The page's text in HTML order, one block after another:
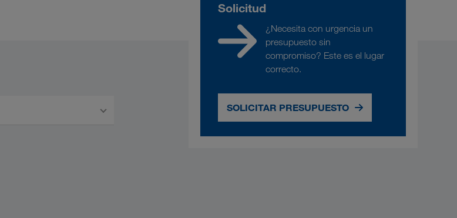
Solicitud
¿Necesita con urgencia un
presupuesto sin
compromiso? Este es el lugar
correcto.
SOLICITAR PRESUPUESTO